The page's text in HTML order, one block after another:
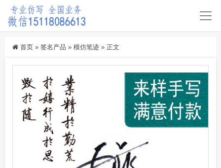
首页 » 签名产品 » 模仿笔迹 » 正文